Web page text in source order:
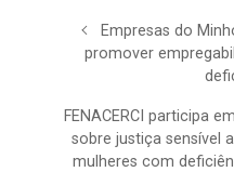
Empresas do
promover
FENACERCI participa
sobre justiça sensível
mulheres com